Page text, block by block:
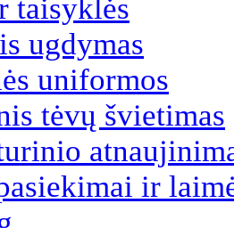
taisyklės
ugdymas
uniformos
tėvų švietimas
ir